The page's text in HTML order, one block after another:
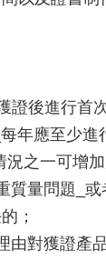
證後進行首
年應至少進
之一可增加
質量問題_
；
由對獲證產